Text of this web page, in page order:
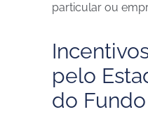
particular ou
pelo
do